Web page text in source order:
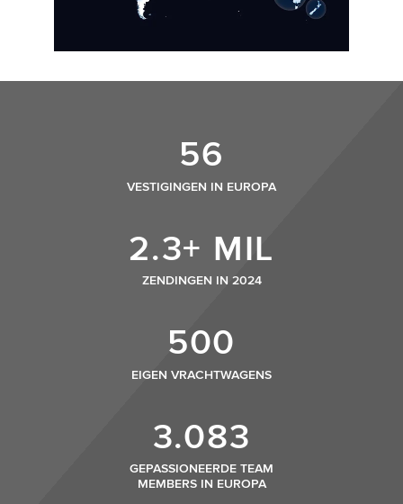
56
VESTIGINGEN IN EUROPA
2.3+ MIL
ZENDINGEN IN 2024
500
EIGEN VRACHTWAGENS
3.083
GEPASSIONEERDE TEAM
MEMBERS IN EUROPA